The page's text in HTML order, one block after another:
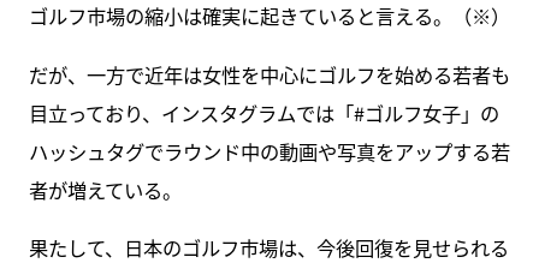
ゴルフ市場の縮小は確実に起きていると言える。（※）
だが、一方で近年は女性を中心にゴルフを始める若者も
目立っており、インスタグラムでは「#ゴルフ女子」の
ハッシュタグでラウンド中の動画や写真をアップする若
者が増えている。
果たして、日本のゴルフ市場は、今後回復を見せられる